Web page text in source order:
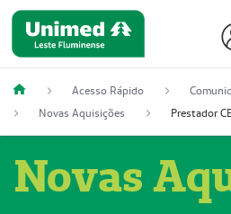
Acesso Rápido
Novas Aquisições
Novas